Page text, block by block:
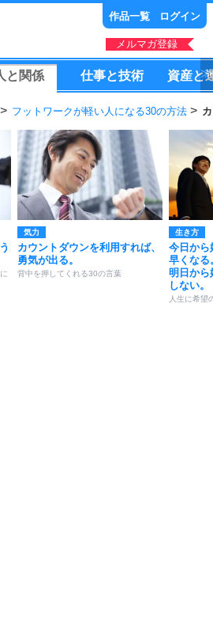
作品一覧 ログイン
メルマガ登録
と 関係 仕事と技術 資産と
フットワークが軽い人になる30の方法
気力
カウントダウンを利用すれば、
勇気が出る。
背中を押してくれる30の言葉
生き方
今日から
早くなる
明日から
しない。
人生に希望